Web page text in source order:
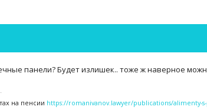
панели? Будет излишек.. тоже ж наверное
на пенсии https://romanivanov.lawyer/publications/alimenty-